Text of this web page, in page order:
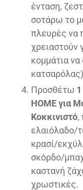
ένταση,
σοτάρω το
πλευρές να
χρειαστούν
κομμάτια
Προσθέτω
HOME για
Κοκκινιστό,
ελαιόλαδο/
κρασί/
σκόρδο/
καστανή
χρωστικές.